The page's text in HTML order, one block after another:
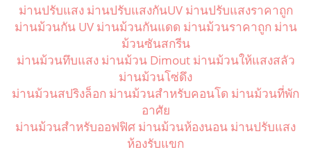
ม่านปรับแสง ม่านปรับแสงกันUV ม่านปรับแสงราคาถูก
ม่านม้วนกัน UV ม่านม้วนกันแดด ม่านม้วนราคาถูก ม่าน
ม้วนซันสกรีน
ม่านม้วนทึบแสง ม่านม้วน Dimout ม่านม้วนให้แสงสลัว
ม่านม้วนโซ่ดึง
ม่านม้วนสปริงล็อก ม่านม้วนสำหรับคอนโด ม่านม้วนที่พัก
อาศัย
ม่านม้วนสำหรับออฟฟิศ ม่านม้วนห้องนอน ม่านปรับแสง
ห้องรับแขก